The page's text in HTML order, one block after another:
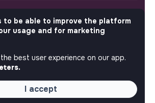
to be able to improve the platform
usage and for marketing
best user experience on our app.
I accept